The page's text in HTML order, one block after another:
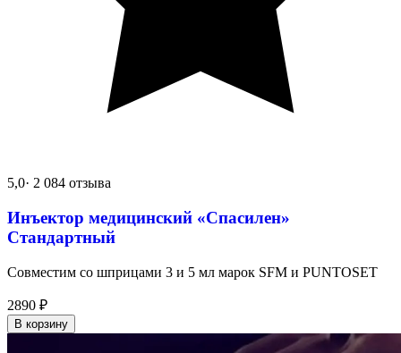
5,0· 2 084 отзыва
Инъектор медицинский «Спасилен»
Стандартный
Совместим со шприцами 3 и 5 мл марок SFM и PUNTOSET
2890 ₽
В корзину